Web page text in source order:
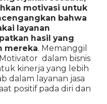
motivasi untuk
bahwa
layanan
hasil yang
mereka. Memanggil
dalam bisnis
kinerja yang lebih
dalam layanan jasa
positif pada diri dan